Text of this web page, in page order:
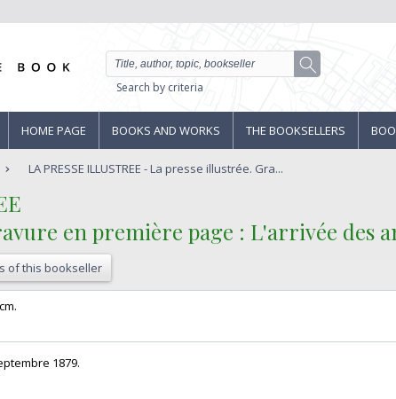
Search by criteria
HOME PAGE BOOKS AND WORKS THE BOOKSELLERS
LA PRESSE ILLUSTREE - La presse illustrée. Gra...
en première page : L'arrivée des
of this bookseller
1879.‎